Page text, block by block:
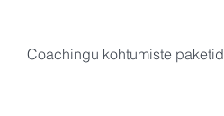
Coachingu kohtumiste paketid